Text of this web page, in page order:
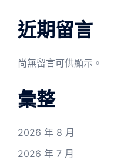
近期留言
尚無留言可供顯示。
彙整
2026 年 8 月
2026 年 7 月